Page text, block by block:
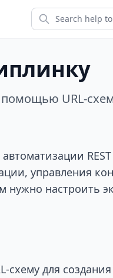
URL-
REST
управления
настроить
схему для